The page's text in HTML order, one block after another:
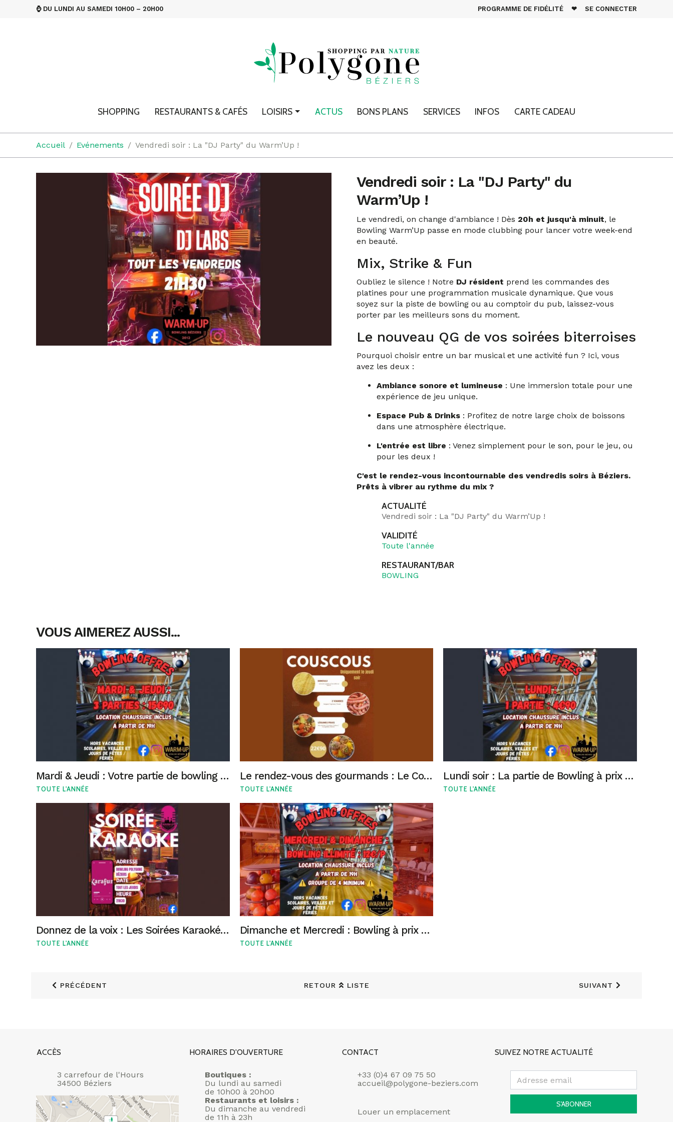
⌚ DU LUNDI AU SAMEDI 10H00 – 20H00 PROGRAMME DE FIDÉLITÉ ❤ SE CONNECTER
SHOPPING RESTAURANTS & CAFÉS LOISIRS ACTUS BONS PLANS SERVICES INFOS CARTE CADEAU
Accueil Evénements Vendredi soir : La "DJ Party" du Warm’Up !
Vendredi soir : La "DJ Party" du
Warm’Up !
Le vendredi, on change d'ambiance ! Dès 20h et jusqu'à minuit, le
Bowling Warm’Up passe en mode clubbing pour lancer votre week-end
en beauté.
Mix, Strike & Fun
Oubliez le silence ! Notre DJ résident prend les commandes des
platines pour une programmation musicale dynamique. Que vous
soyez sur la piste de bowling ou au comptoir du pub, laissez-vous
porter par les meilleurs sons du moment.
Le nouveau QG de vos soirées biterroises
Pourquoi choisir entre un bar musical et une activité fun ? Ici, vous
avez les deux :
Ambiance sonore et lumineuse : Une immersion totale pour une
expérience de jeu unique.
Espace Pub & Drinks : Profitez de notre large choix de boissons
dans une atmosphère électrique.
L'entrée est libre : Venez simplement pour le son, pour le jeu, ou
pour les deux !
C'est le rendez-vous incontournable des vendredis soirs à Béziers.
Prêts à vibrer au rythme du mix ?
ACTUALITÉ
Vendredi soir : La "DJ Party" du Warm’Up !
VALIDITÉ
Toute l'année
RESTAURANT/BAR
BOWLING
VOUS AIMEREZ AUSSI...
Mardi & Jeudi : Votre partie de bowling à prix réduit !
TOUTE L'ANNÉE
Le rendez-vous des gourmands : Le Couscous Royal du Chef !
TOUTE L'ANNÉE
Lundi soir : La partie de Bowling à prix mini !
TOUTE L'ANNÉE
Donnez de la voix : Les Soirées Karaoké du Jeudi !
TOUTE L'ANNÉE
Dimanche et Mercredi : Bowling à prix d'ami et Pizzas gourmandes !
TOUTE L'ANNÉE
PRÉCÉDENT RETOUR LISTE SUIVANT
ACCÈS
3 carrefour de l'Hours
34500 Béziers
HORAIRES D'OUVERTURE
Boutiques :
Du lundi au samedi
de 10h00 à 20h00
Restaurants et loisirs :
Du dimanche au vendredi
de 11h à 23h
CONTACT
+33 (0)4 67 09 75 50
accueil@polygone-beziers.com
Louer un emplacement
SUIVEZ NOTRE ACTUALITÉ
S'ABONNER